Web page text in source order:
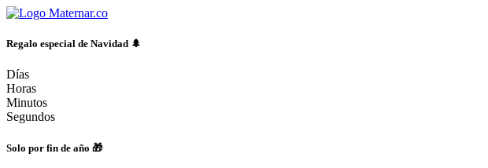
Ir
contenido
Regalo especial de Navidad 🌲
Días
Horas
Minutos
Segundos
Solo por fin de año 🎁